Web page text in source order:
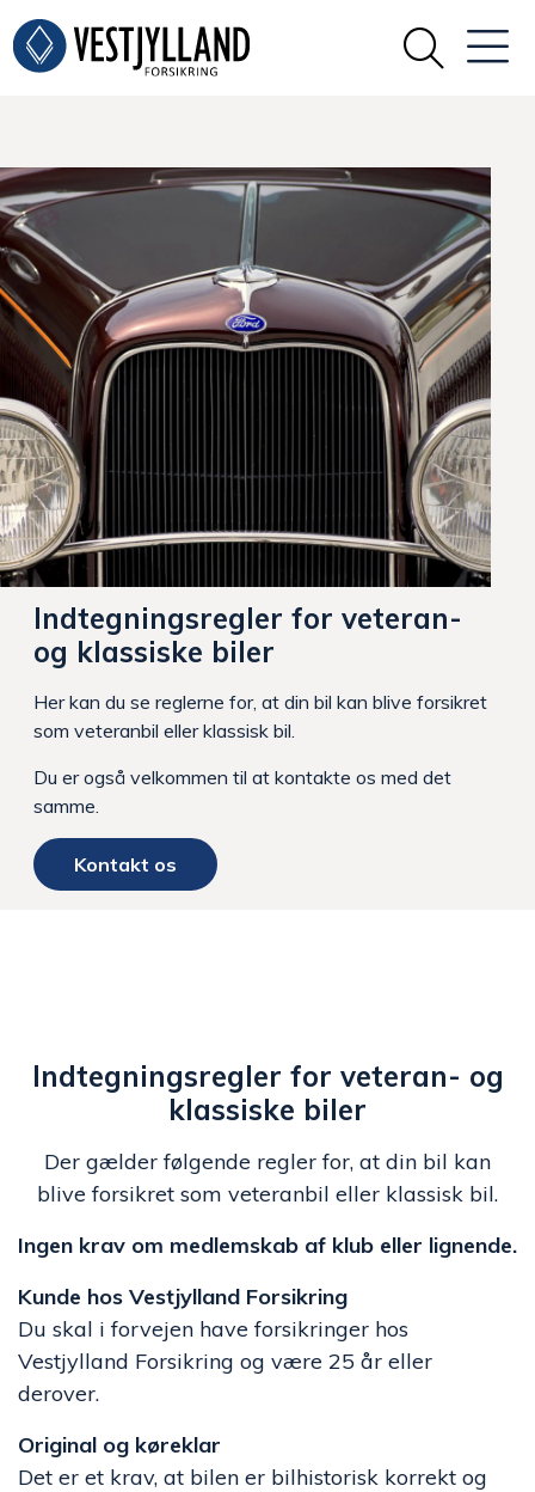
Indtegningsregler for veteran-
og klassiske biler
Her kan du se reglerne for, at din bil kan blive forsikret
som veteranbil eller klassisk bil.
Du er også velkommen til at kontakte os med det
samme.
Kontakt os
Indtegningsregler for veteran- og
klassiske biler
Der gælder følgende regler for, at din bil kan
blive forsikret som veteranbil eller klassisk bil.
Ingen krav om medlemskab af klub eller lignende.
Kunde hos Vestjylland Forsikring
Du skal i forvejen have forsikringer hos
Vestjylland Forsikring og være 25 år eller
derover.
Original og køreklar
Det er et krav, at bilen er bilhistorisk korrekt og